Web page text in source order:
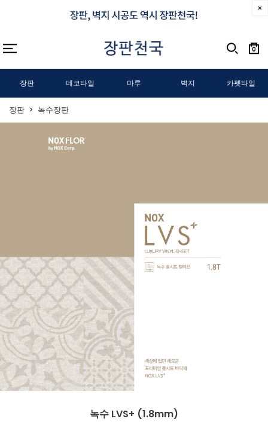
0
장판 데코타일 마루 벽지 카펫타일
장판 녹수장판
녹수 LVS+ (1.8mm)